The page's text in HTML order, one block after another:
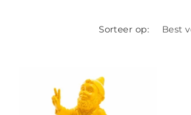
Sorteer op: